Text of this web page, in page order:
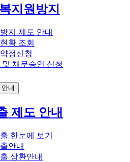
지원방지
지 제도 안내
황 조회
정신청
채무승인 신청
내
제도 안내
한눈에 보기
안내
상환안내